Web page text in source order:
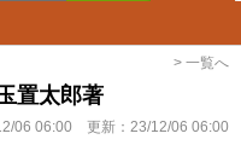
> 一覧へ
置太郎著
06 06:00 更新： 23/12/06 06:00